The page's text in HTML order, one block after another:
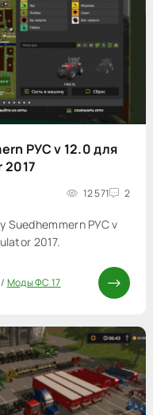
РУС v 12.0 для
2017
12 571 2
Suedhemmern РУС v
2017.
/ Моды ФС 17